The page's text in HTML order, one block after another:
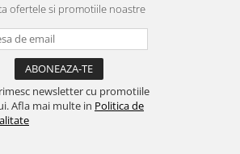
ofertele si promotiile noastre
newsletter cu promotiile
Afla mai multe in Politica de